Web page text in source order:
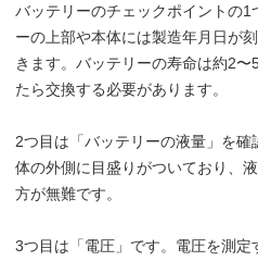
バッテリーのチェックポイントの1
ーの上部や本体には製造年月日が
きます。バッテリーの寿命は約2
たら交換する必要があります。
2つ目は「バッテリーの液量」を
体の外側に目盛りがついており、
方が無難です。
3つ目は「電圧」です。電圧を測